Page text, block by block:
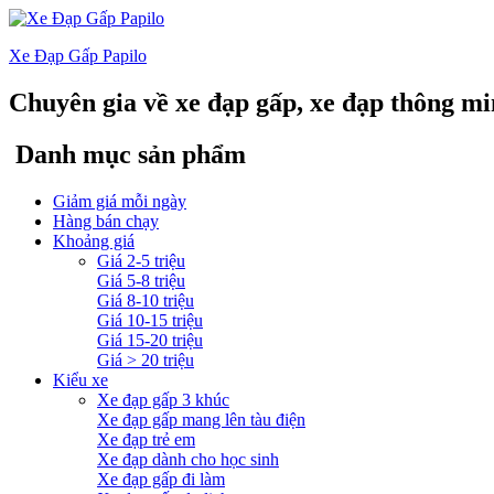
Xe Đạp Gấp Papilo
Chuyên gia về xe đạp gấp, xe đạp thông
Danh mục sản phẩm
Giảm giá mỗi ngày
Hàng bán chạy
Khoảng giá
Giá 2-5 triệu
Giá 5-8 triệu
Giá 8-10 triệu
Giá 10-15 triệu
Giá 15-20 triệu
Giá > 20 triệu
Kiểu xe
Xe đạp gấp 3 khúc
Xe đạp gấp mang lên tàu điện
Xe đạp trẻ em
Xe đạp dành cho học sinh
Xe đạp gấp đi làm